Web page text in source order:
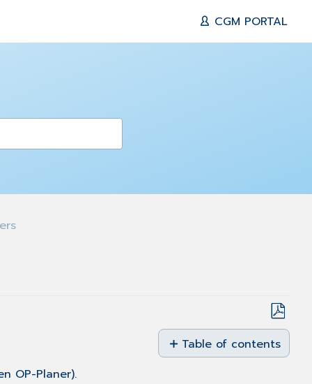
CGM PORTAL
Save
as
PDF
Table of contents
No
OP-Planer).